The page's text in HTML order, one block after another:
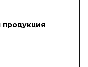
продукция